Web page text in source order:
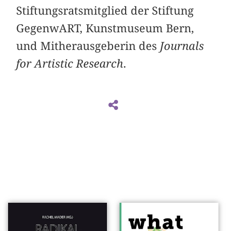
Stiftungsratsmitglied der Stiftung
GegenwART, Kunstmuseum Bern,
und Mitherausgeberin des Journals
for Artistic Research.